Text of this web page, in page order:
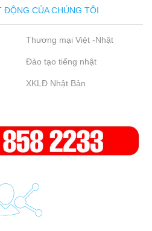
ĐỘNG CỦA CHÚNG TÔI
Thương mại Việt -Nhật
Đào tạo tiếng nhật
XKLĐ Nhật Bản